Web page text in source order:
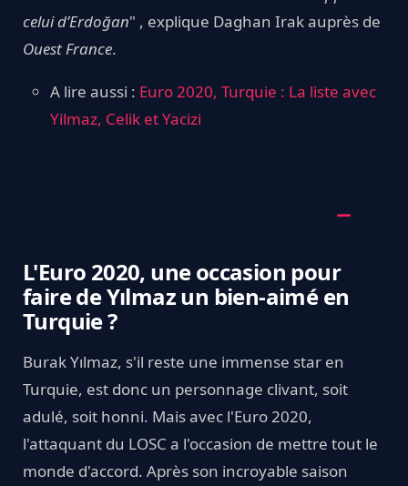
celui d’Erdoğan" , explique Daghan Irak auprès de
Ouest France.
A lire aussi : Euro 2020, Turquie : La liste avec
Yilmaz, Celik et Yacizi
L'Euro 2020, une occasion pour
faire de Yılmaz un bien-aimé en
Turquie ?
Burak Yılmaz, s'il reste une immense star en
Turquie, est donc un personnage clivant, soit
adulé, soit honni. Mais avec l'Euro 2020,
l'attaquant du LOSC a l'occasion de mettre tout le
monde d'accord. Après son incroyable saison